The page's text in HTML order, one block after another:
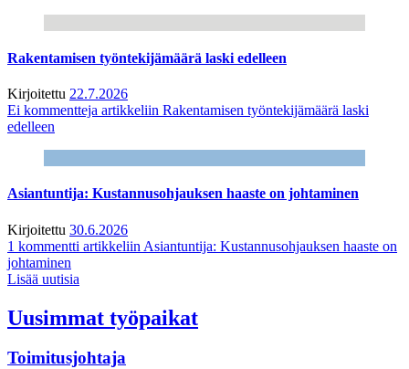
Rakentamisen työntekijämäärä laski edelleen
Kirjoitettu 22.7.2026
Ei kommentteja artikkeliin Rakentamisen työntekijämäärä laski
edelleen
Asiantuntija: Kustannusohjauksen haaste on johtaminen
Kirjoitettu 30.6.2026
1 kommentti artikkeliin Asiantuntija: Kustannusohjauksen haaste on
johtaminen
Lisää uutisia
Uusimmat työpaikat
Toimitusjohtaja